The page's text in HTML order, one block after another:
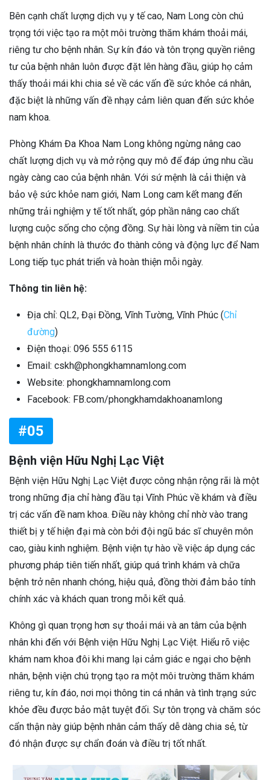
Bên cạnh chất lượng dịch vụ y tế cao, Nam Long còn chú
trọng tới việc tạo ra một môi trường thăm khám thoải mái,
riêng tư cho bệnh nhân. Sự kín đáo và tôn trọng quyền riêng
tư của bệnh nhân luôn được đặt lên hàng đầu, giúp họ cảm
thấy thoải mái khi chia sẻ về các vấn đề sức khỏe cá nhân,
đặc biệt là những vấn đề nhạy cảm liên quan đến sức khỏe
nam khoa.
Phòng Khám Đa Khoa Nam Long không ngừng nâng cao
chất lượng dịch vụ và mở rộng quy mô để đáp ứng nhu cầu
ngày càng cao của bệnh nhân. Với sứ mệnh là cải thiện và
bảo vệ sức khỏe nam giới, Nam Long cam kết mang đến
những trải nghiệm y tế tốt nhất, góp phần nâng cao chất
lượng cuộc sống cho cộng đồng. Sự hài lòng và niềm tin của
bệnh nhân chính là thước đo thành công và động lực để Nam
Long tiếp tục phát triển và hoàn thiện mỗi ngày.
Thông tin liên hệ:
Địa chỉ: QL2, Đại Đồng, Vĩnh Tường, Vĩnh Phúc (Chỉ
đường)
Điện thoại: 096 555 6115
Email: cskh@phongkhamnamlong.com
Website: phongkhamnamlong.com
Facebook: FB.com/phongkhamdakhoanamlong
#05
Bệnh viện Hữu Nghị Lạc Việt
Bệnh viện Hữu Nghị Lạc Việt được công nhận rộng rãi là một
trong những địa chỉ hàng đầu tại Vĩnh Phúc về khám và điều
trị các vấn đề nam khoa. Điều này không chỉ nhờ vào trang
thiết bị y tế hiện đại mà còn bởi đội ngũ bác sĩ chuyên môn
cao, giàu kinh nghiệm. Bệnh viện tự hào về việc áp dụng các
phương pháp tiên tiến nhất, giúp quá trình khám và chữa
bệnh trở nên nhanh chóng, hiệu quả, đồng thời đảm bảo tính
chính xác và khách quan trong mỗi kết quả.
Không gì quan trọng hơn sự thoải mái và an tâm của bệnh
nhân khi đến với Bệnh viện Hữu Nghị Lạc Việt. Hiểu rõ việc
khám nam khoa đôi khi mang lại cảm giác e ngại cho bệnh
nhân, bệnh viện chú trọng tạo ra một môi trường thăm khám
riêng tư, kín đáo, nơi mọi thông tin cá nhân và tình trạng sức
khỏe đều được bảo mật tuyệt đối. Sự tôn trọng và chăm sóc
cẩn thận này giúp bệnh nhân cảm thấy dễ dàng chia sẻ, từ
đó nhận được sự chẩn đoán và điều trị tốt nhất.